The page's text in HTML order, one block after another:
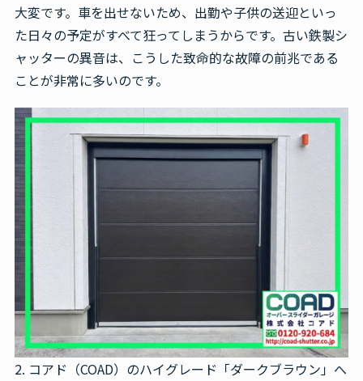
大変です。車を出せないため、出勤や子供の送迎といっ
た日々の予定がすべて狂ってしまうからです。古い鉄製シ
ャッターの異音は、こうした致命的な故障の前兆である
ことが非常に多いのです。
2. コアド（COAD）のハイグレード「ダークブラウン」へ